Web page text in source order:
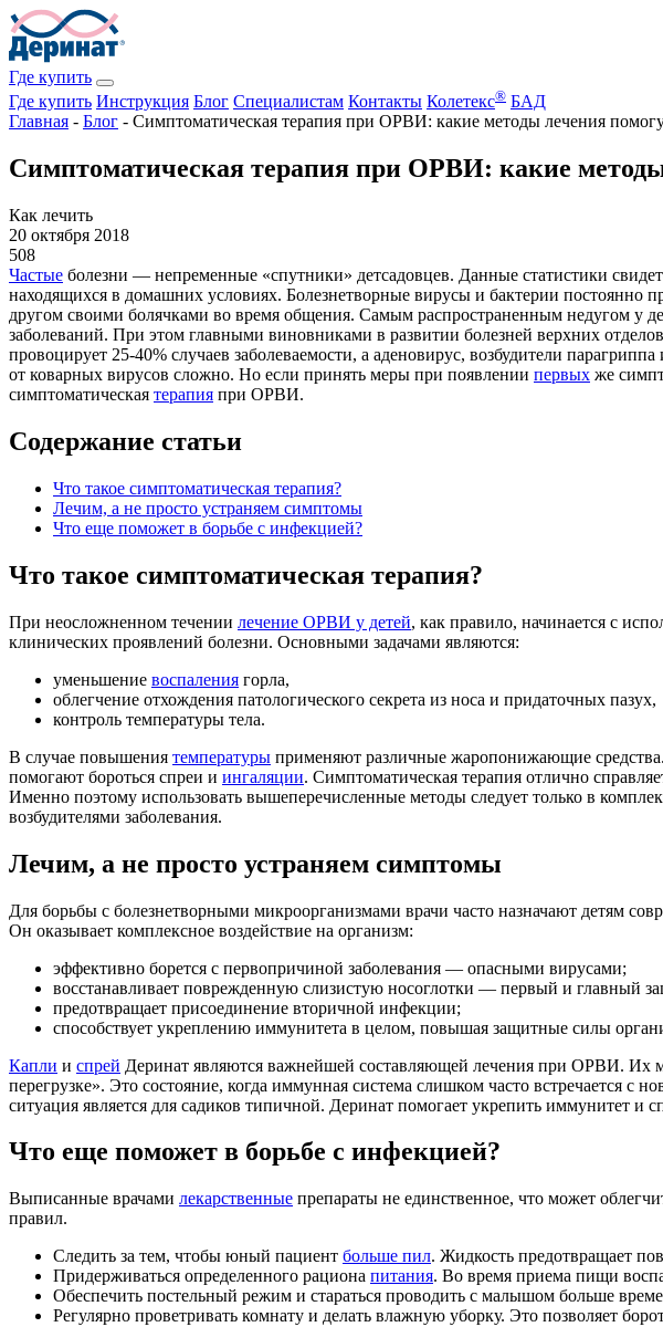
Где купить
Где купить Инструкция Блог Специалистам Контакты Колетекс® БАД
Главная - Блог - Симптоматическая терапия при ОРВИ: какие методы лечения
Симптоматическая терапия при ОРВИ: какие методы
Как лечить
20 октября 2018
508
Частые болезни — непременные «спутники» детсадовцев. Данные статистики
находящихся в домашних условиях. Болезнетворные вирусы и бактерии постоянно
другом своими болячками во время общения. Самым распространенным недугом у
заболеваний. При этом главными виновниками в развитии болезней верхних
провоцирует 25-40% случаев заболеваемости, а аденовирус, возбудители
от коварных вирусов сложно. Но если принять меры при появлении первых же
симптоматическая терапия при ОРВИ.
Содержание статьи
Что такое симптоматическая терапия?
Лечим, а не просто устраняем симптомы
Что еще поможет в борьбе с инфекцией?
Что такое симптоматическая терапия?
При неосложненном течении лечение ОРВИ у детей, как правило, начинается с
клинических проявлений болезни. Основными задачами являются:
уменьшение воспаления горла,
облегчение отхождения патологического секрета из носа и придаточных пазух,
контроль температуры тела.
В случае повышения температуры применяют различные жаропонижающие
помогают бороться спреи и ингаляции. Симптоматическая терапия отлично
Именно поэтому использовать вышеперечисленные методы следует только в
возбудителями заболевания.
Лечим, а не просто устраняем симптомы
Для борьбы с болезнетворными микроорганизмами врачи часто назначают детям
Он оказывает комплексное воздействие на организм:
эффективно борется с первопричиной заболевания — опасными вирусами;
восстанавливает поврежденную слизистую носоглотки — первый и главный
предотвращает присоединение вторичной инфекции;
способствует укреплению иммунитета в целом, повышая защитные силы
Капли и спрей Деринат являются важнейшей составляющей лечения при ОРВИ. Их
перегрузке». Это состояние, когда иммунная система слишком часто встречается
ситуация является для садиков типичной. Деринат помогает укрепить иммунитет и
Что еще поможет в борьбе с инфекцией?
Выписанные врачами лекарственные препараты не единственное, что может
правил.
Следить за тем, чтобы юный пациент больше пил. Жидкость предотвращает
Придерживаться определенного рациона питания. Во время приема пищи
Обеспечить постельный режим и стараться проводить с малышом больше
Регулярно проветривать комнату и делать влажную уборку. Это позволяет